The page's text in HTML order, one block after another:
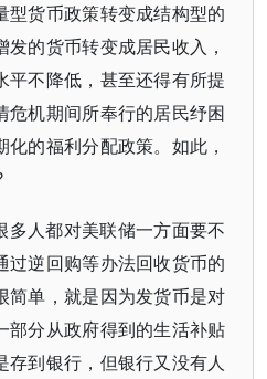
型货币政策转变成结构型的
的货币转变成居民收入，
平不降低，甚至还得有所提
危机期间所奉行的居民纾困
的福利分配政策。如此，
多人都对美联储一方面要不
过逆回购等办法回收货币的
简单，就是因为发货币是对
部分从政府得到的生活补贴
存到银行，但银行又没有人